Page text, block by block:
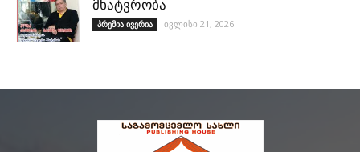
მხატვრობა
პრემია ივერია ივლისი 21, 2026